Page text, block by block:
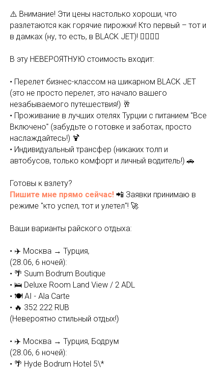
⚠️ Внимание! Эти цены настолько хороши, что
разлетаются как горячие пирожки! Кто первый – тот и
в дамках (ну, то есть, в BLACK JET)! 🏃‍♀️🏃‍♂️
В эту НЕВЕРОЯТНУЮ стоимость входит:
• Перелет бизнес-классом на шикарном BLACK JET
(это не просто перелет, это начало вашего
незабываемого путешествия!) 🥂
• Проживание в лучших отелях Турции с питанием "Все
Включено" (забудьте о готовке и заботах, просто
наслаждайтесь!) 🍹
• Индивидуальный трансфер (никаких толп и
автобусов, только комфорт и личный водитель!) 🚗
Готовы к взлету?
Пишите мне прямо сейчас! 📲 Заявки принимаю в
режиме "кто успел, тот и улетел"! 🚀
Ваши варианты райского отдыха:
• ✈️ Москва → Турция,
(28.06, 6 ночей):
• 🌴 Suum Bodrum Boutique
• 🛌 Deluxe Room Land View / 2 ADL
• 🍽 AI - Ala Carte
• 🔥 352 222 RUB
(Невероятно стильный отдых!)
• ✈️ Москва → Турция, Бодрум
(28.06, 6 ночей):
• 🌴 Hyde Bodrum Hotel 5\*